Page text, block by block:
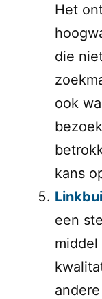
Het
die
ook
kans
een